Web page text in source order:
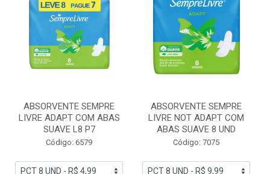
ABSORVENTE SEMPRE
LIVRE ADAPT COM ABAS
SUAVE L8 P7
Código: 6579
ABSORVENTE SEMPRE
LIVRE NOT ADAPT COM
ABAS SUAVE 8 UND
Código: 7075